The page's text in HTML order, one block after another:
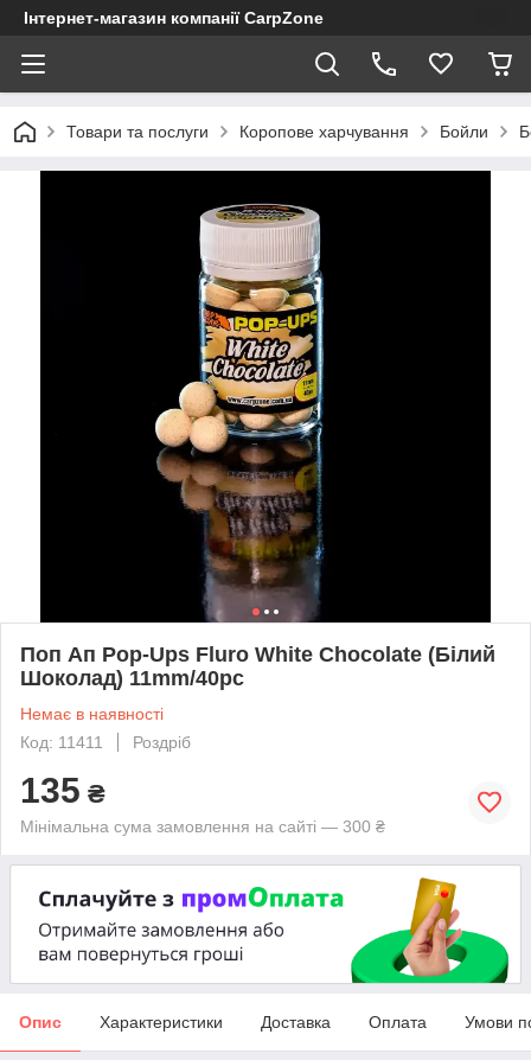
Інтернет-магазин компанії CarpZone
Товари та послуги Коропове харчування Бойли
Поп Ап Pop-Ups Fluro White Chocolate (Білий
Шоколад) 11mm/40pc
Немає в наявності
Код: 11411
Роздріб
135 ₴
Мінімальна сума замовлення на сайті — 300 ₴
Опис Характеристики Доставка Оплата Умови